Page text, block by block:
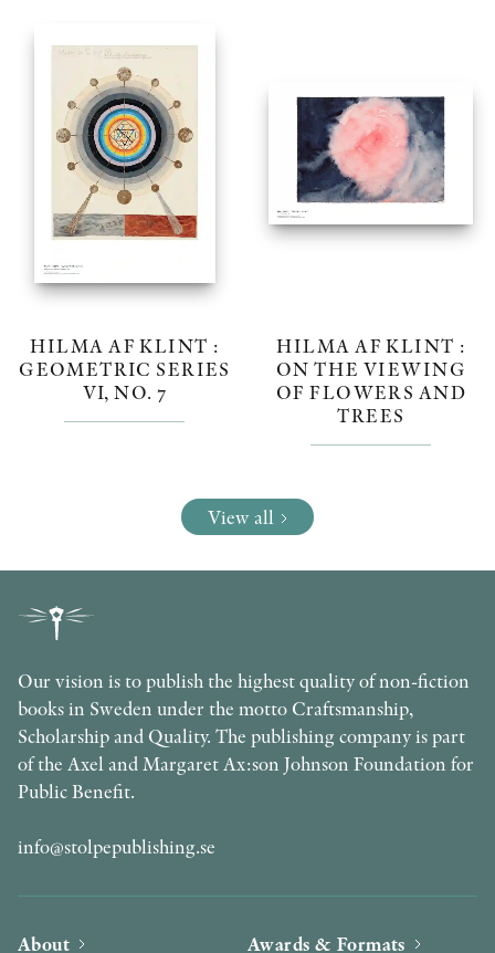
HILMA AF KLINT :
GEOMETRIC SERIES
VI, NO. 7
HILMA AF KLINT :
ON THE VIEWING
OF FLOWERS AND
TREES
View all
Our vision is to publish the highest quality of non-fiction
books in Sweden under the motto Craftsmanship,
Scholarship and Quality. The publishing company is part
of the Axel and Margaret Ax:son Johnson Foundation for
Public Benefit.
info@stolpepublishing.se
About Awards & Formats